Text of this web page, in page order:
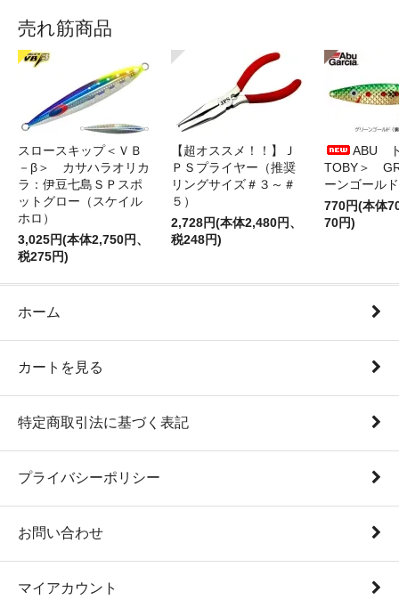
売れ筋商品
スロースキップ＜ＶＢ
－β＞ カサハラオリカ
ラ：伊豆七島ＳＰスポ
ットグロー（スケイル
ホロ）
3,025円(本体2,750円、
税275円)
【超オススメ！！】Ｊ
ＰＳプライヤー（推奨
リングサイズ＃３～＃
５）
2,728円(本体2,480円、
税248円)
ABU
TOBY＞
ーンゴールド
770円(本体
70円)
ホーム
カートを見る
特定商取引法に基づく表記
プライバシーポリシー
お問い合わせ
マイアカウント